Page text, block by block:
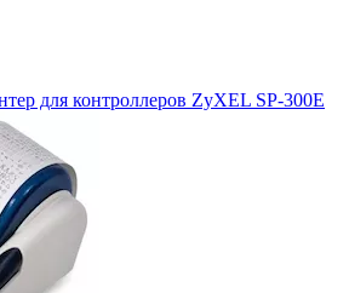
для контроллеров ZyXEL SP-300E